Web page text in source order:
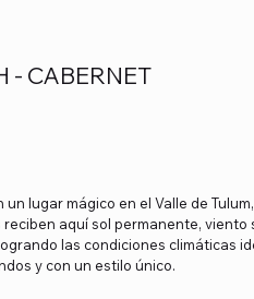
- CABERNET
un lugar mágico en el Valle de
reciben aquí sol permanente,
las condiciones climáticas
y con un estilo único.